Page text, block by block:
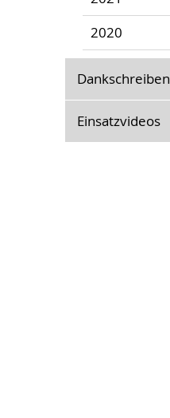
2020
Dankschreiben
Einsatzvideos